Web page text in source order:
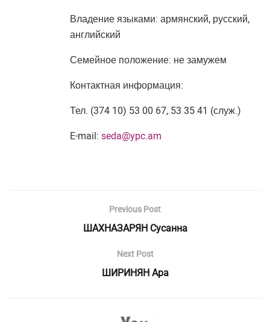
Владение языками: армянский, русский,
английский
Семейное положение: не замужем
Контактная информация:
Тел. (374 10) 53 00 67, 53 35 41 (служ.)
E-mail:seda@ypc.am
Previous Post
ШАХНАЗАРЯН Сусанна
Next Post
ШИРИНЯН Ара